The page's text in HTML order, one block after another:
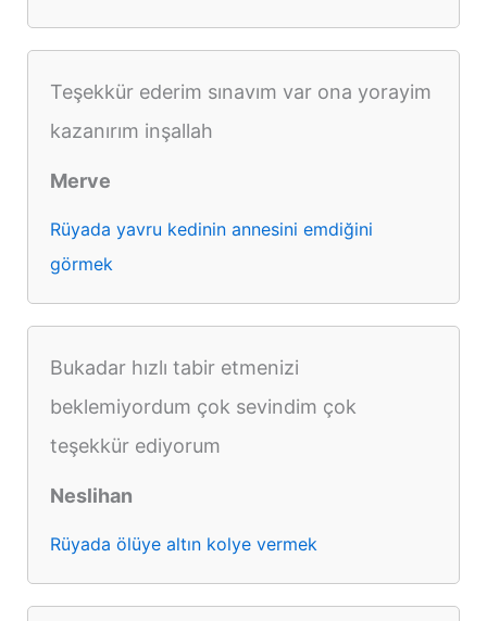
Teşekkür ederim sınavım var ona yorayim
kazanırım inşallah
Merve
Rüyada yavru kedinin annesini emdiğini
görmek
Bukadar hızlı tabir etmenizi
beklemiyordum çok sevindim çok
teşekkür ediyorum
Neslihan
Rüyada ölüye altın kolye vermek